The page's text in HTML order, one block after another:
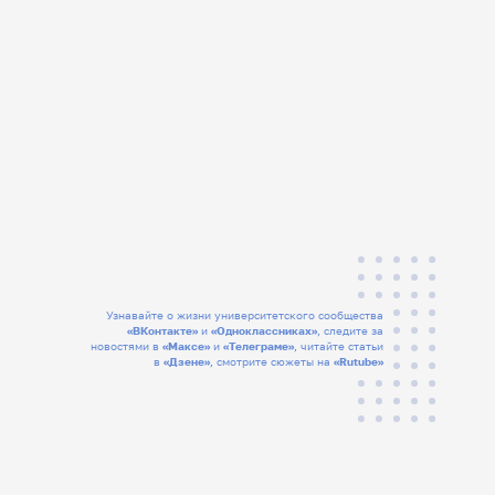
Узнавайте о жизни университетского сообщества
«ВКонтакте» и«Одноклассниках» , следите за
новостями в«Максе» и«Телеграме» , читайте статьи
в«Дзене» , смотрите сюжеты на«Rutube»